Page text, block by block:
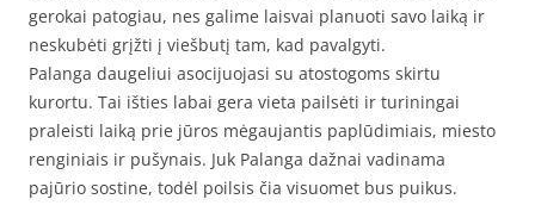
gerokai patogiau, nes galime laisvai planuoti savo laiką ir
neskubėti grįžti į viešbutį tam, kad pavalgyti.
Palanga daugeliui asocijuojasi su atostogoms skirtu
kurortu. Tai išties labai gera vieta pailsėti ir turiningai
praleisti laiką prie jūros mėgaujantis paplūdimiais, miesto
renginiais ir pušynais. Juk Palanga dažnai vadinama
pajūrio sostine, todėl poilsis čia visuomet bus puikus.